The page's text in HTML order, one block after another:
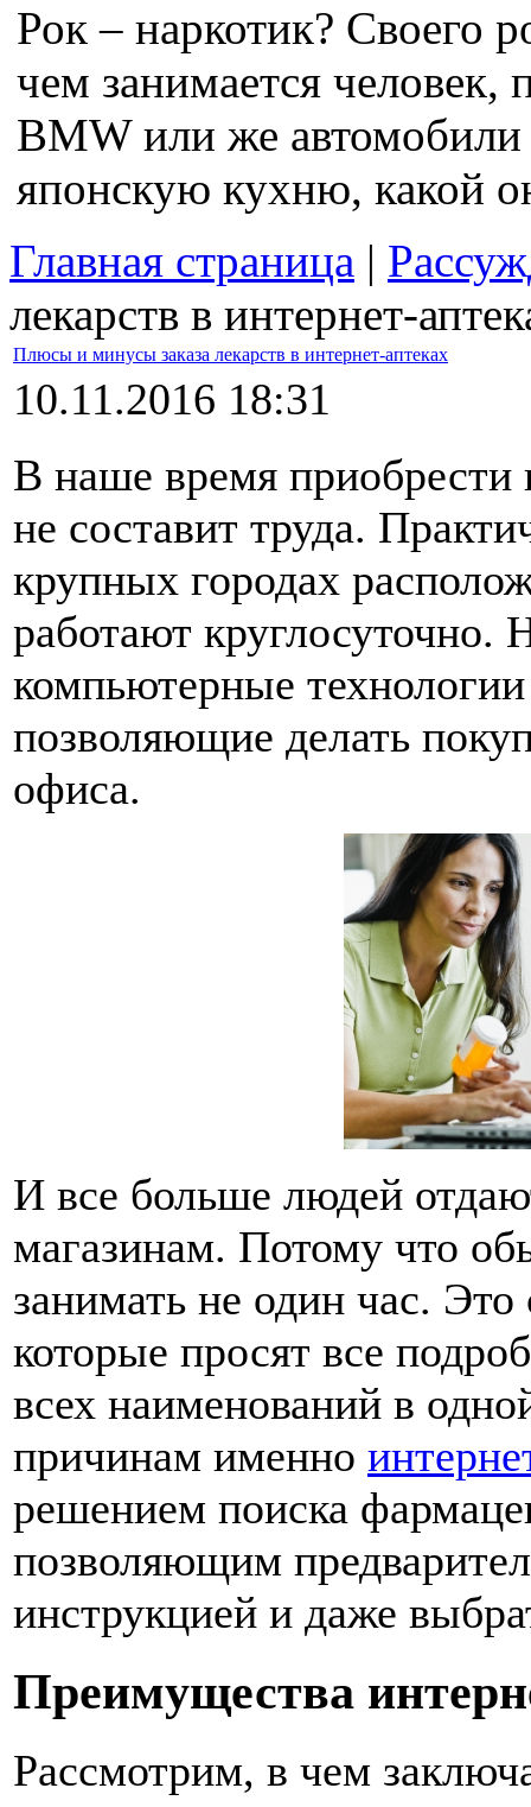
Рок – наркотик? Своего
чем занимается
BMW или же
японскую кухню, какой
Главная страница |
лекарств в интернет-
Плюсы и минусы заказа лекарств в интернет-аптеках
10.11.2016 18:31
В наше время приобрести
не составит труда.
крупных городах
работают
компьютерные
позволяющие делать
офиса.
И все больше людей
магазинам. Потому что
занимать не один час.
которые просят все
всех наименований в
причинам именно
решением поиска
позволяющим
инструкцией и даже
Преимущества
Рассмотрим, в чем